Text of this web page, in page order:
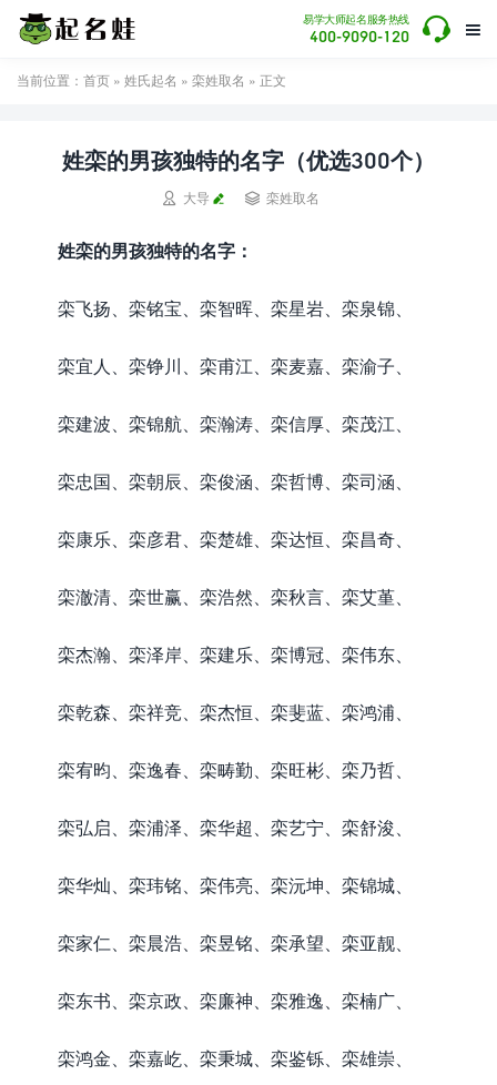

易学大师起名服务热线
400-9090-120 
当前位置： 首页 » 姓氏起名 » 栾姓取名 » 正文
姓栾的男孩独特的名字（优选300个）
 大导  栾姓取名
姓栾的男孩独特的名字：
栾飞扬、栾铭宝、栾智晖、栾星岩、栾泉锦、
栾宜人、栾铮川、栾甫江、栾麦嘉、栾渝子、
栾建波、栾锦航、栾瀚涛、栾信厚、栾茂江、
栾忠国、栾朝辰、栾俊涵、栾哲博、栾司涵、
栾康乐、栾彦君、栾楚雄、栾达恒、栾昌奇、
栾澈清、栾世赢、栾浩然、栾秋言、栾艾堇、
栾杰瀚、栾泽岸、栾建乐、栾博冠、栾伟东、
栾乾森、栾祥竞、栾杰恒、栾斐蓝、栾鸿浦、
栾宥昀、栾逸春、栾畴勤、栾旺彬、栾乃哲、
栾弘启、栾浦泽、栾华超、栾艺宁、栾舒浚、
栾华灿、栾玮铭、栾伟亮、栾沅坤、栾锦城、
栾家仁、栾晨浩、栾昱铭、栾承望、栾亚靓、
栾东书、栾京政、栾廉神、栾雅逸、栾楠广、
栾鸿金、栾嘉屹、栾秉城、栾鉴铄、栾雄崇、